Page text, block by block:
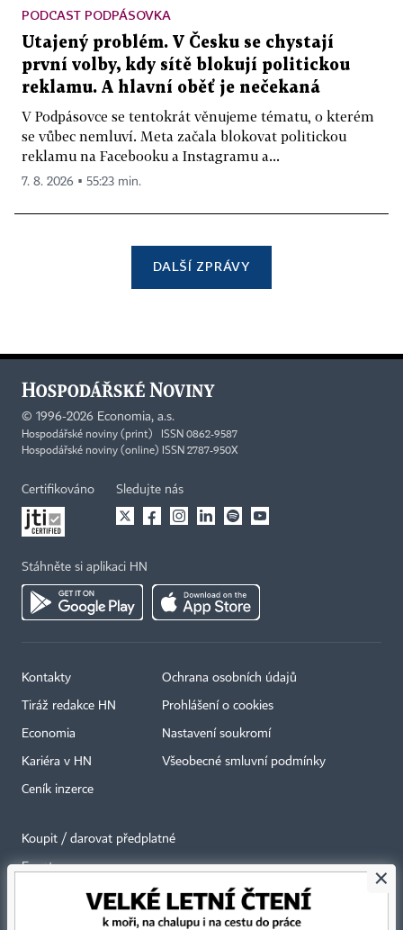
PODCAST PODPÁSOVKA
Utajený problém. V Česku se chystají
první volby, kdy sítě blokují politickou
reklamu. A hlavní oběť je nečekaná
V Podpásovce se tentokrát věnujeme tématu, o kterém
se vůbec nemluví. Meta začala blokovat politickou
reklamu na Facebooku a Instagramu a...
7. 8. 2026 ▪ 55:23 min.
DALŠÍ ZPRÁVY
© 1996-2026 Economia, a.s.
Hospodářské noviny (print) ISSN 0862-9587
Hospodářské noviny (online) ISSN 2787-950X
Certifikováno Sledujte nás
Stáhněte si aplikaci HN
Kontakty
Tiráž redakce HN
Economia
Kariéra v HN
Ceník inzerce
Ochrana osobních údajů
Prohlášení o cookies
Nastavení soukromí
Všeobecné smluvní podmínky
Koupit / darovat předplatné
Eventy
Newslettery
×